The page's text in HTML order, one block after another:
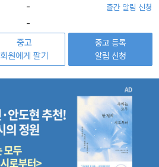
- 출간 알림 신청
-
중고
회원에게 팔기
중고 등록
알림 신청